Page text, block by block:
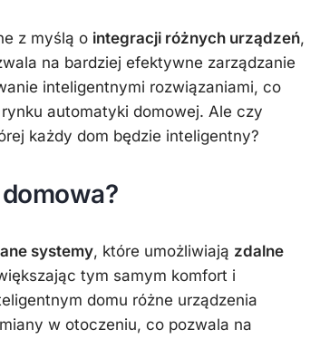
z myślą o integracji różnych urządzeń,
na bardziej efektywne zarządzanie
inteligentnymi rozwiązaniami, co
automatyki domowej. Ale czy
każdy dom będzie inteligentny?
systemy, które umożliwiają zdalne
tym samym komfort i
domu różne urządzenia
w otoczeniu, co pozwala na